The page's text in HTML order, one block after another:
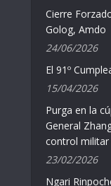
Cierre
Golog, Amdo
24/06/2026
El 91º
15/04/2026
Purga en la
General
control militar
23/02/2026
Ngari